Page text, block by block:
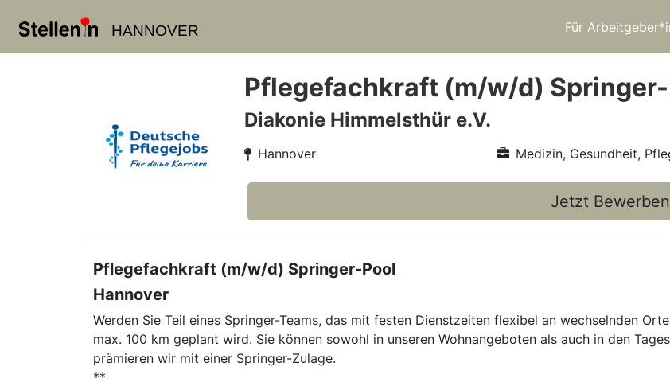
HANNOVER Für
Pflegefachkraft (m/w/d)
Diakonie Himmelsthür e.V.
Hannover Medizin, Gesundheit,
Jetzt Bewerben
Pflegefachkraft (m/w/d) Springer-Pool
Hannover
Werden Sie Teil eines Springer-Teams, das mit festen Dienstzeiten flexibel an wechselnden
max. 100 km geplant wird. Sie können sowohl in unseren Wohnangeboten als auch in den
prämieren wir mit einer Springer-Zulage.
**